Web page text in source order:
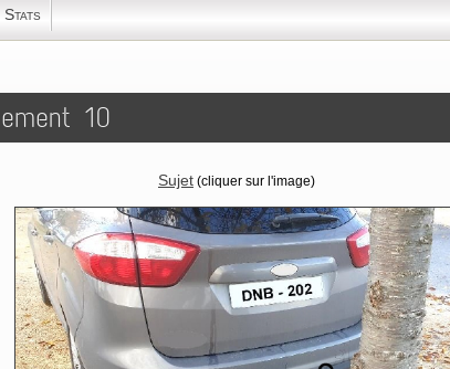
Stats
10
Sujet​ (cliquer sur l'image)